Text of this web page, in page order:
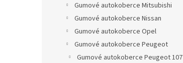
Gumové autokoberce Mitsubishi
Gumové autokoberce Nissan
Gumové autokoberce Opel
Gumové autokoberce Peugeot
Gumové autokoberce Peugeot 107